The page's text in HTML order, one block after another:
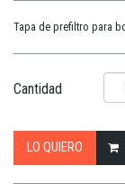
Tapa de prefiltro para
Cantidad
LO QUIERO